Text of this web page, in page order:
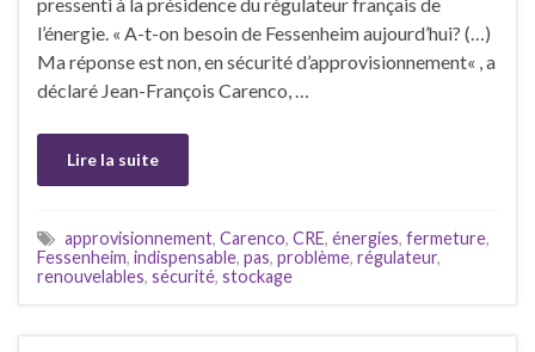
l’énergie. « A-t-on besoin de Fessenheim aujourd’hui? (…)
Ma réponse est non, en sécurité d’approvisionnement« , a
déclaré Jean-François Carenco, …
Lire la suite
approvisionnement, Carenco, CRE, énergies, fermeture,
Fessenheim, indispensable, pas, problème, régulateur,
renouvelables, sécurité, stockage